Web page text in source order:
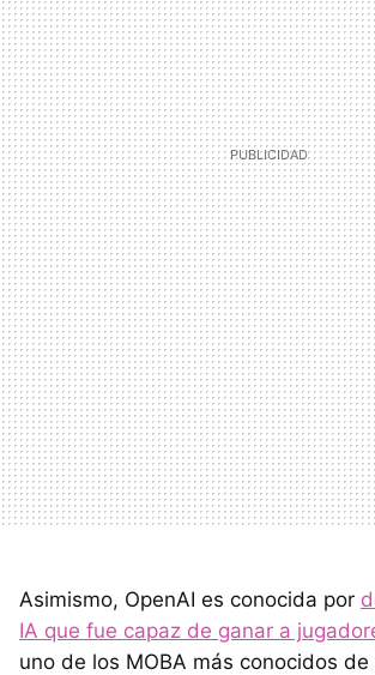
Asimismo, OpenAI es conocida por
IA que fue capaz de ganar a
uno de los MOBA más conocidos